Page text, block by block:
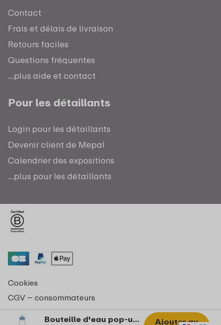
Bouteille d'eau pop-up Campus 500 ml - Cool blue Ajouter au
Contact
Frais et délais de livraison
Retours faciles
Questions fréquentes
...plus aide et contact
Pour les détaillants
Login pour les détaillants
Devenir client de Mepal
Calendrier des expositions
...plus pour les détaillants
Cookies
CGV – consommateurs
Déclaration de confidentialité